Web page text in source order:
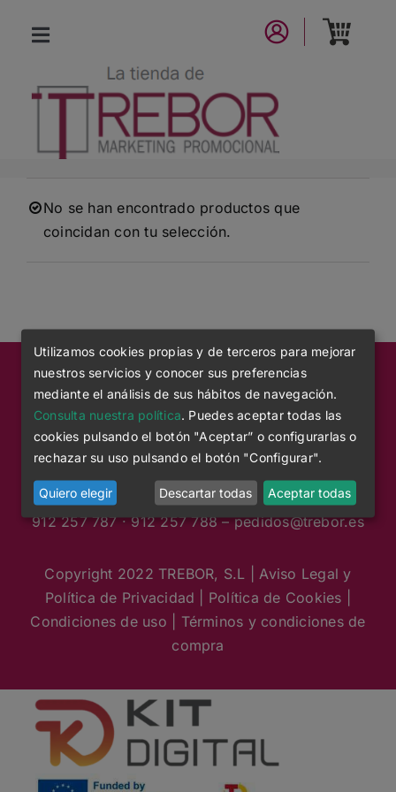
Toggle
Navigation
NUEVA COLECCIÓN
LA MARCA
No se han encontrado productos que
coincidan con tu selección.
28019 Madrid (Spain)
912 257 787 · 912 257 788 – pedidos@trebor.es
Copyright 2022 TREBOR, S.L | Aviso Legal y
Política de Privacidad
Política de Cookies
Condiciones de uso
Términos y condiciones de
compra
Utilizamos cookies propias y de terceros para mejorar
nuestros servicios y conocer sus preferencias
mediante el análisis de sus hábitos de navegación.
Consulta nuestra política . Puedes aceptar todas las
cookies pulsando el botón "Aceptar” o configurarlas o
rechazar su uso pulsando el botón "Configurar".
Quiero elegir Descartar todas Aceptar todas